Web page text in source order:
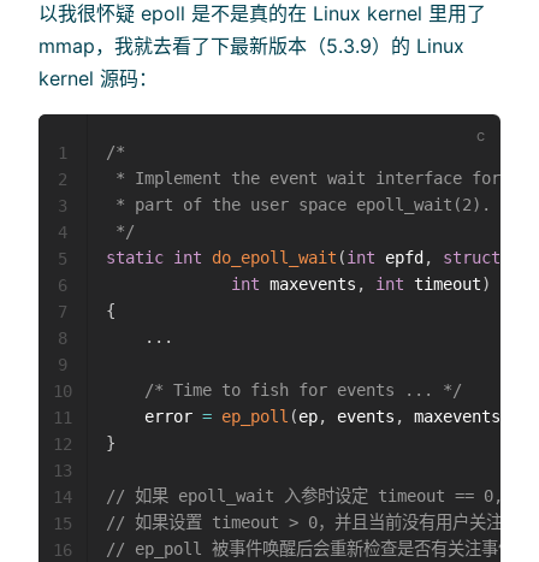
以我很怀疑 epoll 是不是真的在 Linux kernel 里用了
mmap，我就去看了下最新版本（5.3.9）的 Linux
kernel 源码：
/*
* Implement the event wait interface for
* part of the user space epoll_wait(2).
*/
static int do_epoll_wait (int epfd , struct
int maxevents , int timeout)
{
. . .
/* Time to fish for events ... */
	error
= ep_poll (ep, events , maxevents
}
// 如果 epoll_wait 入参时设定 timeout == 0, 那么
// 如果设置 timeout > 0，并且当前没有用户关注的事
// ep_poll 被事件唤醒后会重新检查是否有关注事件
1
2
3
4
5
6
7
8
9
10
11
12
13
14
15
16